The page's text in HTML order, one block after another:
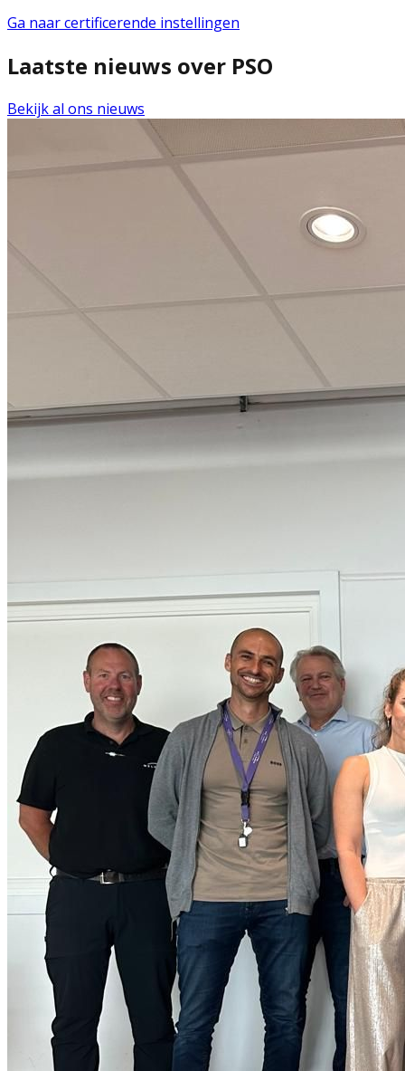
Ga naar certificerende instellingen
Laatste nieuws over PSO
Bekijk al ons nieuws